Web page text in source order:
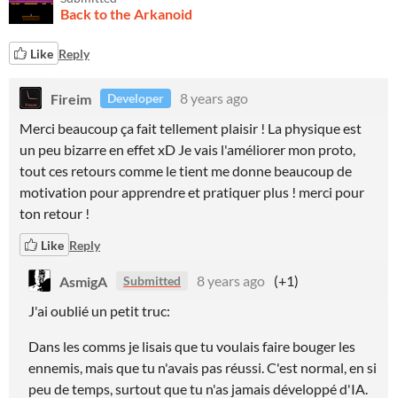
Back to the Arkanoid
Like Reply
Fireim Developer
8 years ago
Merci beaucoup ça fait tellement plaisir ! La physique est
un peu bizarre en effet xD Je vais l'améliorer mon proto,
tout ces retours comme le tient me donne beaucoup de
motivation pour apprendre et pratiquer plus ! merci pour
ton retour !
Like Reply
AsmigA Submitted 8 years ago (+1)
J'ai oublié un petit truc:
Dans les comms je lisais que tu voulais faire bouger les
ennemis, mais que tu n'avais pas réussi. C'est normal, en si
peu de temps, surtout que tu n'as jamais développé d'IA.